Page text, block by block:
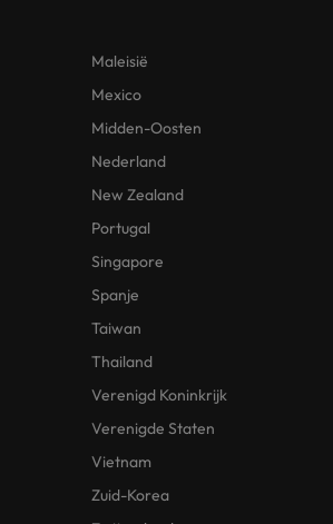
Maleisië
Mexico
Midden-Oosten
Nederland
New Zealand
Portugal
Singapore
Spanje
Taiwan
Thailand
Verenigd Koninkrijk
Verenigde Staten
Vietnam
Zuid-Korea